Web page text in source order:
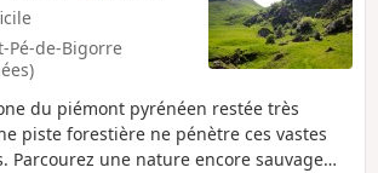
Pé-de-Bigorre
du piémont pyrénéen restée très
piste forestière ne pénètre ces vastes
Parcourez une nature encore sauvage